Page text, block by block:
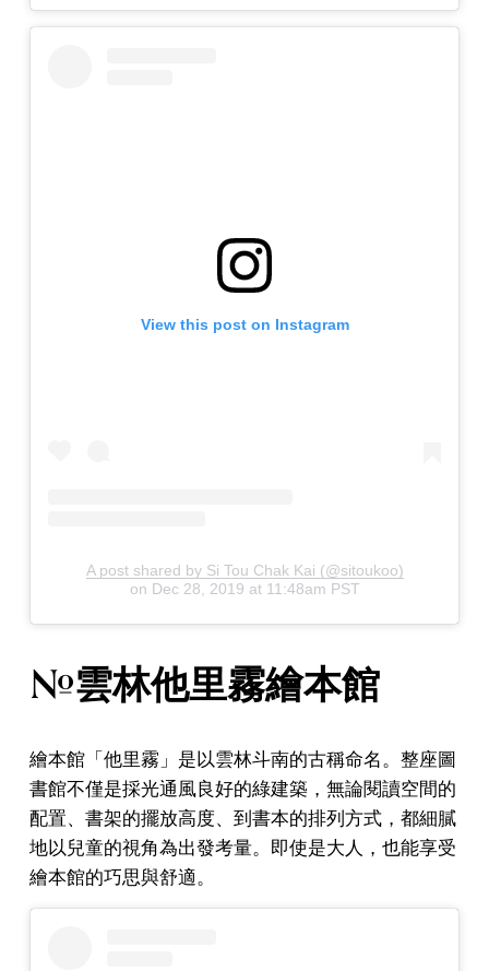
View this post on Instagram
A post shared by Si Tou Chak Kai (@sitoukoo)
on Dec 28, 2019 at 11:48am PST
#雲林他里霧繪本館
繪本館「他里霧」是以雲林斗南的古稱命名。整座圖
書館不僅是採光通風良好的綠建築，無論閱讀空間的
配置、書架的擺放高度、到書本的排列方式，都細膩
地以兒童的視角為出發考量。即使是大人，也能享受
繪本館的巧思與舒適。